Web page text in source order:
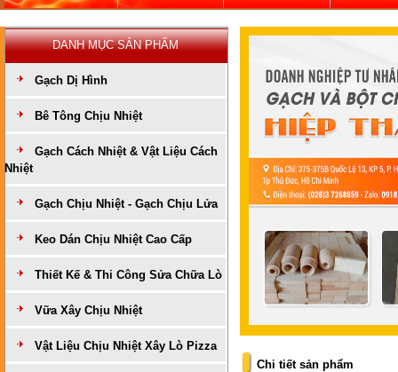
DANH MỤC SẢN PHẨM
Gạch Dị Hình
Bê Tông Chịu Nhiệt
Gạch Cách Nhiệt & Vật Liệu Cách
Nhiệt
Gạch Chịu Nhiệt - Gạch Chịu Lửa
Keo Dán Chịu Nhiệt Cao Cấp
Thiết Kế & Thi Công Sửa Chữa Lò
Vữa Xây Chịu Nhiệt
Vật Liệu Chịu Nhiệt Xây Lò Pizza
Chi tiết sản phẩm